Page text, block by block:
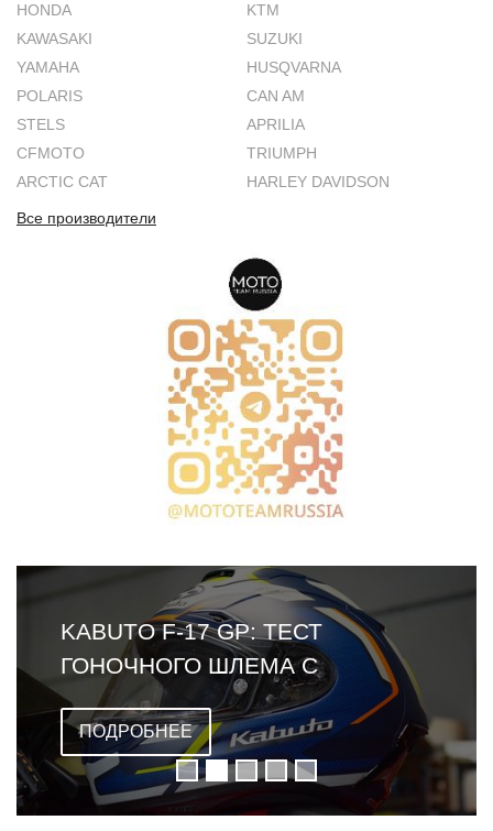
HONDA
KTM
KAWASAKI
SUZUKI
YAMAHA
HUSQVARNA
POLARIS
CAN AM
STELS
APRILIA
CFMOTO
TRIUMPH
ARCTIC CAT
HARLEY DAVIDSON
Все производители
KABUTO F-17 GP: ТЕСТ
ГОНОЧНОГО ШЛЕМА С
ОМОЛОГАЦИЕЙ FIM
ПОДРОБНЕЕ